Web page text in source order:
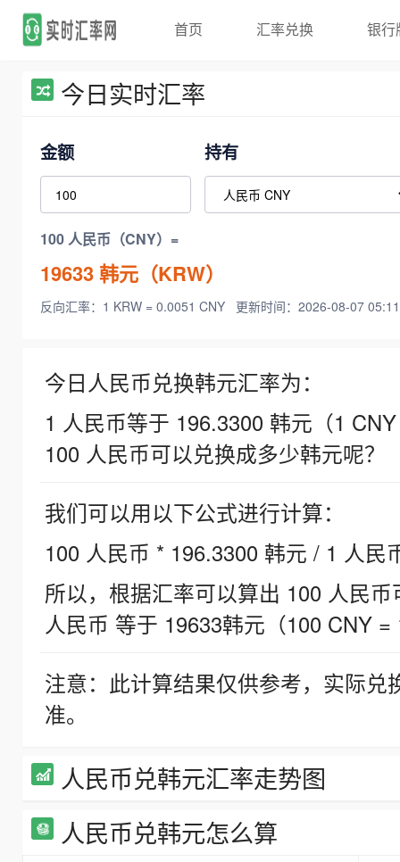
首页 汇率兑换 银行
今日实时汇率
金额 持有
100 人民币（CNY）=
19633韩元（KRW）
反向汇率：1 KRW = 0.0051 CNY 更新时间：2026-08-07
今日人民币兑换韩元汇率为：
1 人民币等于 196.3300 韩元（1
100 人民币可以兑换成多少韩元呢？
我们可以用以下公式进行计算：
100 人民币 * 196.3300 韩元 / 1 人民
所以，根据汇率可以算出 100 人民
人民币 等于 19633韩元（100 CNY =
注意：此计算结果仅供参考，实际
准。
人民币兑韩元汇率走势图
人民币兑韩元怎么算